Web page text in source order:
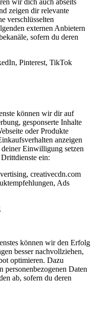
zeigen dir relevante
verschlüsselten
externen Anbietern
sofern du deren
Pinterest, TikTok
können wir dir auf
gesponserte Inhalte
oder Produkte
anzeigen
Einwilligung setzen
ein:
creativecdn.com
Ads
können wir den Erfolg
besser nachvollziehen,
optimieren. Dazu
personenbezogenen Daten
ab, sofern du deren